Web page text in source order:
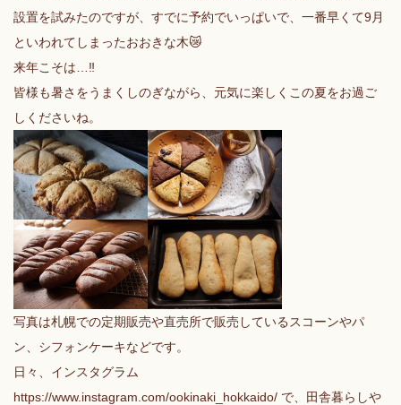
設置を試みたのですが、すでに予約でいっぱいで、一番早くて9月
といわれてしまったおおきな木😿
来年こそは…‼
皆様も暑さをうまくしのぎながら、元気に楽しくこの夏をお過ご
しくださいね。
写真は札幌での定期販売や直売所で販売しているスコーンやパ
ン、シフォンケーキなどです。
日々、インスタグラム
https://www.instagram.com/ookinaki_hokkaido/ で、田舎暮らしや